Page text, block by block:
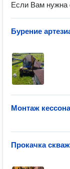
Если Вам нужна
Бурение
Монтаж
Прокачка